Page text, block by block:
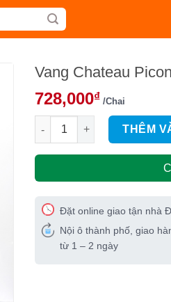
Vang Chateau
728,000₫ /Chai
Vang Chateau Picon La
THÊM
Đặt online giao tận nhà
Nội ô thành phố, giao
từ 1 – 2 ngày